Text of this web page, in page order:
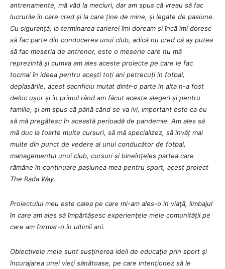
antrenamente, mă văd la meciuri, dar am spus că vreau să fac
lucrurile în care cred și la care ține de mine, și legate de pasiune.
Cu siguranță, la terminarea carierei îmi doream și încă îmi doresc
să fac parte din conducerea unui club, adică nu cred că aș putea
să fac meseria de antrenor, este o meserie care nu mă
reprezintă și cumva am ales aceste proiecte pe care le fac
tocmai în ideea pentru acești toți ani petrecuți în fotbal,
deplasările, acest sacrificiu mutat dintr-o parte în alta n-a fost
deloc ușor și în primul rând am făcut aceste alegeri și pentru
familie, și am spus că până când se va ivi, important este ca eu
să mă pregătesc în această perioadă de pandemie. Am ales să
mă duc la foarte multe cursuri, să mă specializez, să învăț mai
multe din punct de vedere al unui conducător de fotbal,
managementul unui club, cursuri și bineînțeles partea care
rămâne în continuare pasiunea mea pentru sport, acest proiect
The Rada Way.
Proiectului meu este calea pe care mi-am ales-o în viaţă, limbajul
în care am ales să împărtășesc experienţele mele comunității pe
care am format-o în ultimii ani.
Obiectivele mele sunt susţinerea ideii de educaţie prin sport şi
încurajarea unei vieţi sănătoase, pe care intenţionez să le